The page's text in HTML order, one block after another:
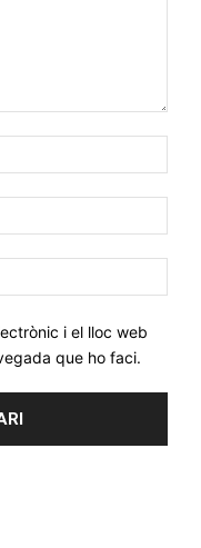
web:
i el lloc web
que ho faci.